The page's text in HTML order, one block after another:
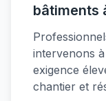
bâtiments
intervenons
exigence
chantier et